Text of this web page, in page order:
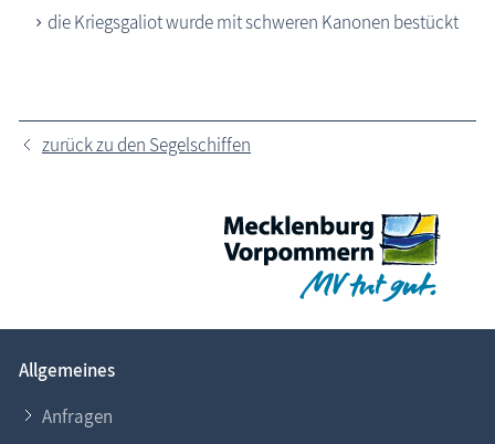
Zeitzeugen
Veranstaltungen
die Kriegsgaliot wurde mit schweren Kanonen bestückt
zurück zu den Segelschiffen
Allgemeines
Anfragen